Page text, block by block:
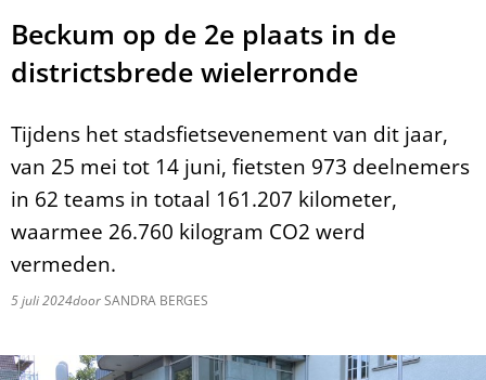
Beckum op de 2e plaats in de
districtsbrede wielerronde
Tijdens het stadsfietsevenement van dit jaar,
van 25 mei tot 14 juni, fietsten 973 deelnemers
in 62 teams in totaal 161.207 kilometer,
waarmee 26.760 kilogram CO2 werd
vermeden.
5 juli 2024doorSANDRA BERGES